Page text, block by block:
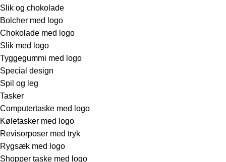
Slik og chokolade
Bolcher med logo
Chokolade med logo
Slik med logo
Tyggegummi med logo
Special design
Spil og leg
Tasker
Computertaske med logo
Køletasker med logo
Revisorposer med tryk
Rygsæk med logo
Shopper taske med logo